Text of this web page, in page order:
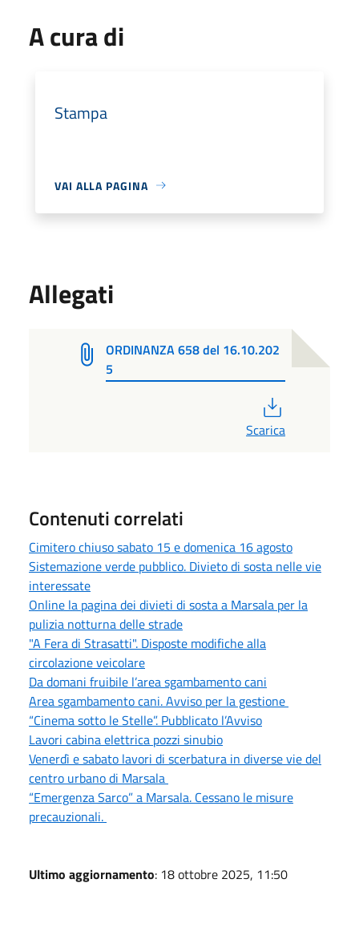
A cura di
Stampa
VAI ALLA PAGINA
Allegati
ORDINANZA 658 del 16.10.202
5
Scarica
Contenuti correlati
Cimitero chiuso sabato 15 e domenica 16 agosto
Sistemazione verde pubblico. Divieto di sosta nelle vie
interessate
Online la pagina dei divieti di sosta a Marsala per la
pulizia notturna delle strade
"A Fera di Strasatti". Disposte modifiche alla
circolazione veicolare
Da domani fruibile l’area sgambamento cani
Area sgambamento cani. Avviso per la gestione
“Cinema sotto le Stelle”. Pubblicato l’Avviso
Lavori cabina elettrica pozzi sinubio
Venerdì e sabato lavori di scerbatura in diverse vie del
centro urbano di Marsala
“Emergenza Sarco” a Marsala. Cessano le misure
precauzionali.
Ultimo aggiornamento: 18 ottobre 2025, 11:50